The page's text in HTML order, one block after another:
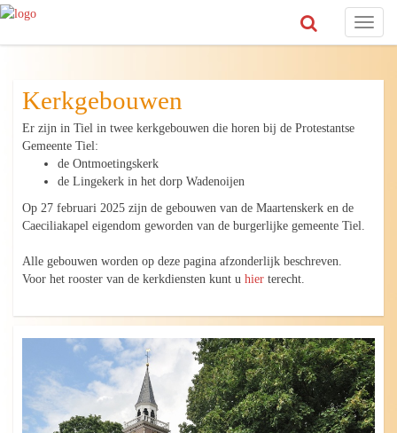
Toggle
Kerkgebouwen
Er zijn in Tiel in twee kerkgebouwen die horen bij de Protestantse
Gemeente Tiel:
de Ontmoetingskerk
de Lingekerk in het dorp Wadenoijen
Op 27 februari 2025 zijn de gebouwen van de Maartenskerk en de
Caeciliakapel eigendom geworden van de burgerlijke gemeente Tiel.
Alle gebouwen worden op deze pagina afzonderlijk beschreven.
Voor het rooster van de kerkdiensten kunt uhier terecht.